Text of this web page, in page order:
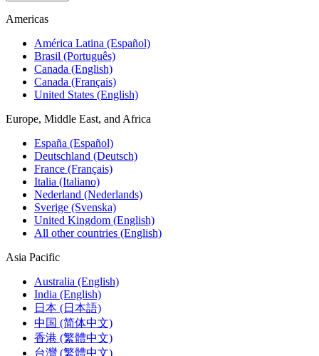
Americas
América Latina (Español)
Brasil (Português)
Canada (English)
Canada (Français)
United States (English)
Europe, Middle East, and Africa
España (Español)
Deutschland (Deutsch)
France (Français)
Italia (Italiano)
Nederland (Nederlands)
Sverige (Svenska)
United Kingdom (English)
All other countries (English)
Asia Pacific
Australia (English)
India (English)
日本 (日本語)
中国 (简体中文)
香港 (繁體中文)
台灣 (繁體中文)